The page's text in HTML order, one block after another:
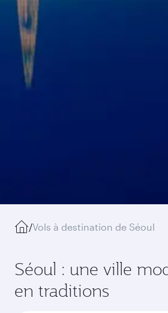
/Vols à destination de Séoul
Séoul : une ville
en traditions